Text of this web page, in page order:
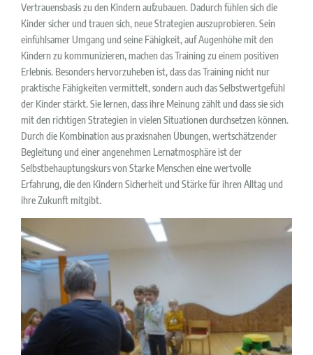
Vertrauensbasis zu den Kindern aufzubauen. Dadurch fühlen sich die
Kinder sicher und trauen sich, neue Strategien auszuprobieren. Sein
einfühlsamer Umgang und seine Fähigkeit, auf Augenhöhe mit den
Kindern zu kommunizieren, machen das Training zu einem positiven
Erlebnis. Besonders hervorzuheben ist, dass das Training nicht nur
praktische Fähigkeiten vermittelt, sondern auch das Selbstwertgefühl
der Kinder stärkt. Sie lernen, dass ihre Meinung zählt und dass sie sich
mit den richtigen Strategien in vielen Situationen durchsetzen können.
Durch die Kombination aus praxisnahen Übungen, wertschätzender
Begleitung und einer angenehmen Lernatmosphäre ist der
Selbstbehauptungskurs von Starke Menschen eine wertvolle
Erfahrung, die den Kindern Sicherheit und Stärke für ihren Alltag und
ihre Zukunft mitgibt.